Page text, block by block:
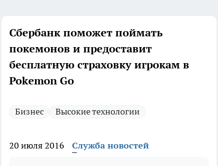
Сбербанк поможет поймать
покемонов и предоставит
бесплатную страховку игрокам в
Pokemon Go
Бизнес Высокие технологии
20 июля 2016 Служба новостей